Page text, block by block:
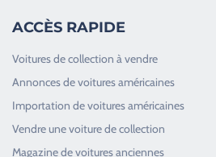
ACCÈS RAPIDE
Voitures de collection à vendre
Annonces de voitures américaines
Importation de voitures américaines
Vendre une voiture de collection
Magazine de voitures anciennes